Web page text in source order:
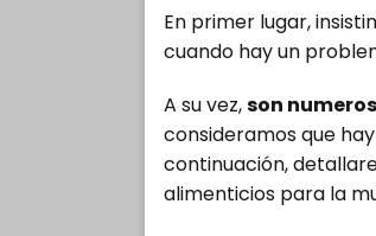
En primer lugar,
cuando hay un
A su vez,son
consideramos que
continuación,
alimenticios para la